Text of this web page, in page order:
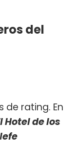
del
de rating. En
Hotel de los